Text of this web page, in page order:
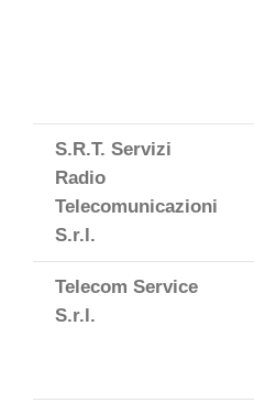
S.R.T. Servizi
Radio
Telecomunicazioni
S.r.l.
Telecom Service
S.r.l.